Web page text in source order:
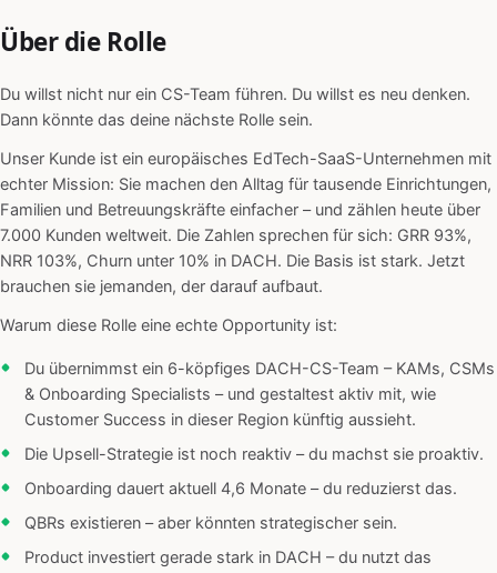
Über die Rolle
Du willst nicht nur ein CS-Team führen. Du willst es neu denken.
Dann könnte das deine nächste Rolle sein.
Unser Kunde ist ein europäisches EdTech-SaaS-Unternehmen mit
echter Mission: Sie machen den Alltag für tausende Einrichtungen,
Familien und Betreuungskräfte einfacher – und zählen heute über
7.000 Kunden weltweit. Die Zahlen sprechen für sich: GRR 93%,
NRR 103%, Churn unter 10% in DACH. Die Basis ist stark. Jetzt
brauchen sie jemanden, der darauf aufbaut.
Warum diese Rolle eine echte Opportunity ist:
Du übernimmst ein 6-köpfiges DACH-CS-Team – KAMs, CSMs
& Onboarding Specialists – und gestaltest aktiv mit, wie
Customer Success in dieser Region künftig aussieht.
Die Upsell-Strategie ist noch reaktiv – du machst sie proaktiv.
Onboarding dauert aktuell 4,6 Monate – du reduzierst das.
QBRs existieren – aber könnten strategischer sein.
Product investiert gerade stark in DACH – du nutzt das